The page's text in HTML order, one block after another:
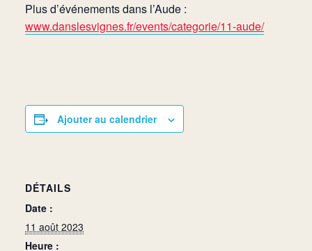
Plus d’événements dans l’Aude :
www.danslesvignes.fr/events/categorie/11-aude/
Ajouter au calendrier
DÉTAILS
Date :
11 août 2023
Heure :